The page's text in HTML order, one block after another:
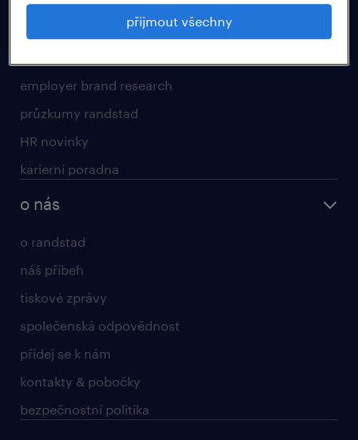
professional
employer brand research
průzkumy randstad
HR novinky
karierní poradna
o nás
o randstad
náš příbeh
tiskové zprávy
společenská odpovědnost
přidej se k nám
kontakty & pobočky
bezpečnostní politika
přijmout všechny